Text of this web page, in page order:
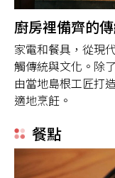
廚房裡備齊的
家電和餐具，從現
觸傳統與文化。除
由當地島根工匠打
適地烹飪。
餐點